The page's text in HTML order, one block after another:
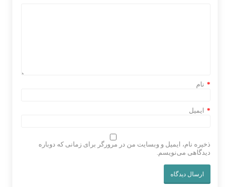
نام *
ایمیل *
ذخیره نام، ایمیل و وبسایت من در مرورگر برای زمانی که دوباره
دیدگاهی می‌نویسم.